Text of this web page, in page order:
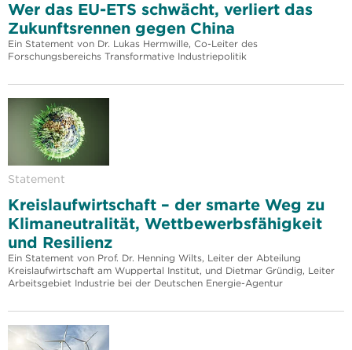
Wer das EU-ETS schwächt, verliert das
Zukunftsrennen gegen China
Ein Statement von Dr. Lukas Hermwille, Co-Leiter des
Forschungsbereichs Transformative Industriepolitik
Statement
Kreislaufwirtschaft – der smarte Weg zu
Klimaneutralität, Wettbewerbsfähigkeit
und Resilienz
Ein Statement von Prof. Dr. Henning Wilts, Leiter der Abteilung
Kreislaufwirtschaft am Wuppertal Institut, und Dietmar Gründig, Leiter
Arbeitsgebiet Industrie bei der Deutschen Energie-Agentur